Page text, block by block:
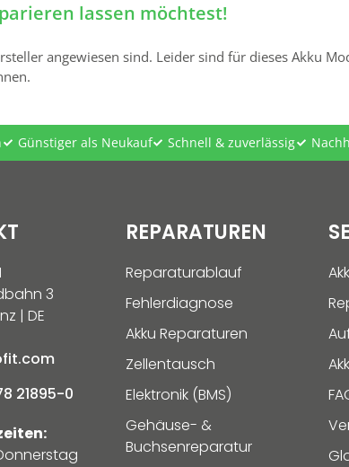
lassen möchtest!
angewiesen sind. Leider sind für dieses Akku
Günstiger als Neukauf Schnell & zuverlässig
3
| DE
21895-0
REPARATUREN
Reparaturablauf
Fehlerdiagnose
Akku Reparaturen
Zellentausch
Elektronik (BMS)
Gehäuse- &
Buchsenreparatur